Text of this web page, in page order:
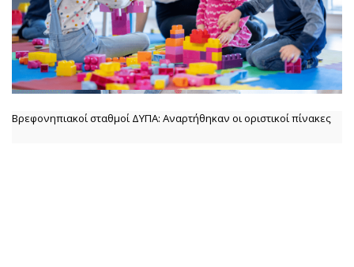
Βρεφονηπιακοί σταθμοί ΔΥΠΑ: Αναρτήθηκαν οι οριστικοί πίνακες